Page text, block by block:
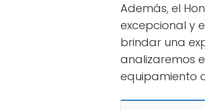
Además, el
excepcional y
brindar una
analizaremos
equipamiento